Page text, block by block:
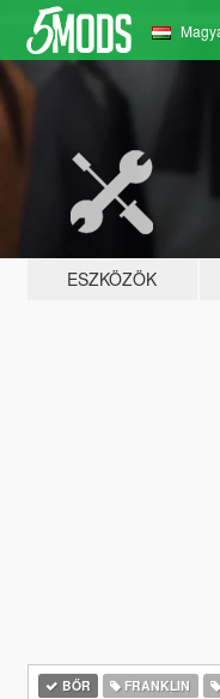
ESZKÖZÖK
BŐR FRANKLIN